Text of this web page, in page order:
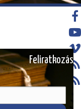
Feliratkozás